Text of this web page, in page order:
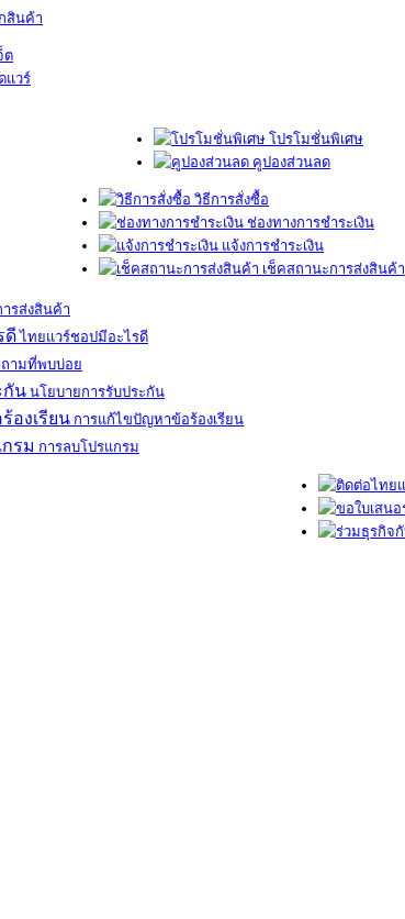
สินค้า
ต
แวร์
โปรโมชั่นพิเศษ
คูปองส่วนลด
วิธีการสั่งซื้อ
ช่องทางการชำระเงิน
แจ้งการชำระเงิน
เช็คสถานะการส่งสินค้า
ารส่งสินค้า
ไทยแวร์ชอปมีอะไรดี
ามที่พบบ่อย
นโยบายการรับประกัน
การแก้ไขปัญหาข้อร้องเรียน
การลบโปรแกรม